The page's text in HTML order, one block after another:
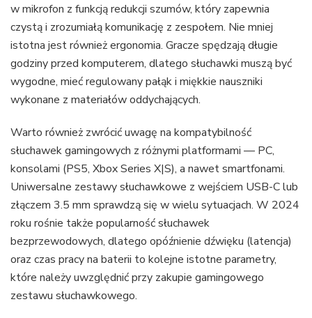
w mikrofon z funkcją redukcji szumów, który zapewnia
czystą i zrozumiałą komunikację z zespołem. Nie mniej
istotna jest również ergonomia. Gracze spędzają długie
godziny przed komputerem, dlatego słuchawki muszą być
wygodne, mieć regulowany pałąk i miękkie nauszniki
wykonane z materiałów oddychających.
Warto również zwrócić uwagę na kompatybilność
słuchawek gamingowych z różnymi platformami — PC,
konsolami (PS5, Xbox Series X|S), a nawet smartfonami.
Uniwersalne zestawy słuchawkowe z wejściem USB-C lub
złączem 3.5 mm sprawdzą się w wielu sytuacjach. W 2024
roku rośnie także popularność słuchawek
bezprzewodowych, dlatego opóźnienie dźwięku (latencja)
oraz czas pracy na baterii to kolejne istotne parametry,
które należy uwzględnić przy zakupie gamingowego
zestawu słuchawkowego.